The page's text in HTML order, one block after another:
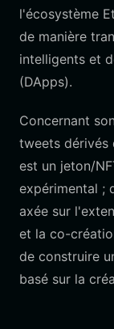
l'écosystème
de manière
intelligents et
(DApps).
Concernant
tweets dérivés
est un jeton/
expérimental ;
axée sur
et la co-
de construire
basé sur la